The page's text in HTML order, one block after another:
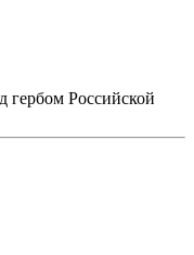
Российской